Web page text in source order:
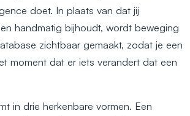
doet. In plaats van dat jij
handmatig bijhoudt, wordt beweging
zichtbaar gemaakt, zodat je een
moment dat er iets verandert dat een
in drie herkenbare vormen. Een